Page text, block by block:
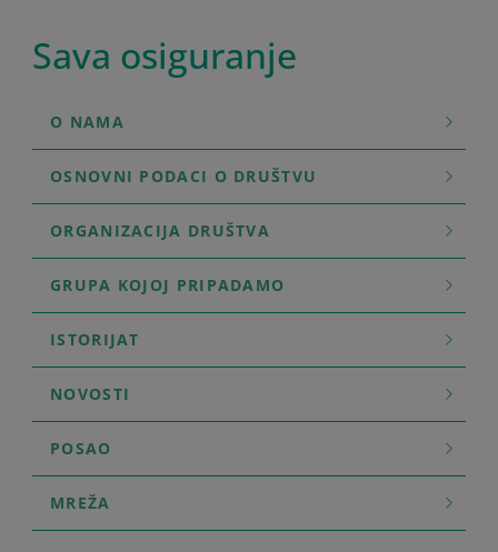
Sava osiguranje
O NAMA
OSNOVNI PODACI O DRUŠTVU
ORGANIZACIJA DRUŠTVA
GRUPA KOJOJ PRIPADAMO
ISTORIJAT
NOVOSTI
POSAO
MREŽA